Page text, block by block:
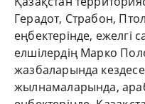
Герадот, Страбон,
еңбектерінде, ежелгі
елшілердің Марко
жазбаларында
жылнамаларында,